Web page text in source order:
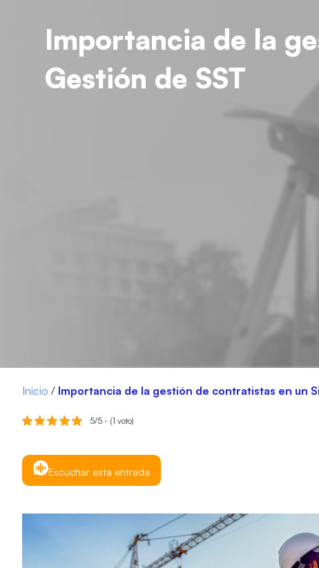
Importancia de la
Gestión de SST
Inicio / Importancia de la gestión de contratistas en un
5/5 - (1 voto)
Escuchar esta entrada